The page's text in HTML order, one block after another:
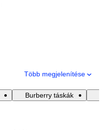
Több megjelenítése
Burberry táskák